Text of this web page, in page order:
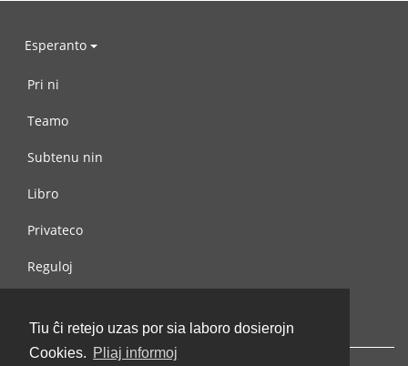
Tiu ĉi retejo uzas por sia laboro dosierojn
Cookies. Pliaj informoj
Esperanto
Pri ni
Teamo
Subtenu nin
Libro
Privateco
Reguloj